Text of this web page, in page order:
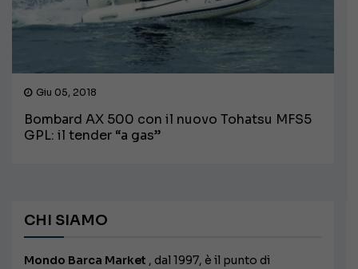
Giu 05, 2018
Bombard AX 500 con il nuovo Tohatsu MFS5
GPL: il tender “a gas”
CHI SIAMO
Mondo Barca Market , dal 1997, è il punto di